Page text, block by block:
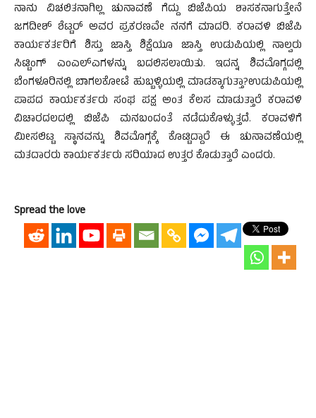
ನಾನು ವಿಚಲಿತನಾಗಿಲ್ಲ ಚುನಾವಣೆ ಗೆದ್ದು ಬಿಜೆಪಿಯ ಶಾಸಕನಾಗುತ್ತೇನೆ
ಜಗದೀಶ್ ಶೆಟ್ಟರ್ ಅವರ ಪ್ರಕರಣವೇ ನನಗೆ ಮಾದರಿ. ಕರಾವಳಿ ಬಿಜೆಪಿ
ಕಾರ್ಯಕರ್ತರಿಗೆ ಶಿಸ್ತು ಜಾಸ್ತಿ ಶಿಕ್ಷೆಯೂ ಜಾಸ್ತಿ ಉಡುಪಿಯಲ್ಲಿ ನಾಲ್ವರು
ಸಿಟ್ಟಿಂಗ್ ಎಂಎಲ್ಎಗಳನ್ನು ಬದಲಿಸಲಾಯಿತು. ಇದನ್ನ ಶಿವಮೊಗ್ಗದಲ್ಲಿ
ಬೆಂಗಳೂರಿನಲ್ಲಿ ಬಾಗಲಕೋಟೆ ಹುಬ್ಬಳ್ಳಿಯಲ್ಲಿ ಮಾಡಕ್ಕಾಗುತ್ತಾ?ಉಡುಪಿಯಲ್ಲಿ
ಪಾಪದ ಕಾರ್ಯಕರ್ತರು ಸಂಘ ಪಕ್ಷ ಅಂತ ಕೆಲಸ ಮಾಡುತ್ತಾರೆ ಕರಾವಳಿ
ವಿಚಾರದಲದಲ್ಲಿ ಬಿಜೆಪಿ ಮನಬಂದಂತೆ ನಡೆದುಕೊಳ್ಳುತ್ತದೆ. ಕರಾವಳಿಗೆ
ಮೀಸಲಿಟ್ಟ ಸ್ಥಾನವನ್ನು ಶಿವಮೊಗ್ಗಕ್ಕೆ ಕೊಟ್ಟಿದ್ದಾರೆ ಈ ಚುನಾವಣೆಯಲ್ಲಿ
ಮತದಾರರು ಕಾರ್ಯಕರ್ತರು ಸರಿಯಾದ ಉತ್ತರ ಕೊಡುತ್ತಾರೆ ಎಂದರು.
Spread the love